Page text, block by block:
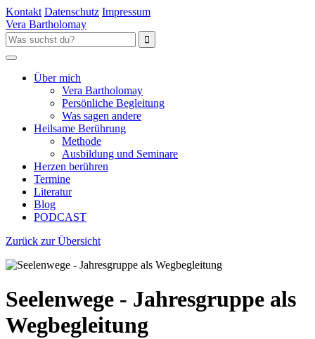
Kontakt Datenschutz Impressum
Vera Bartholomay
Über mich
Vera Bartholomay
Persönliche Begleitung
Was sagen andere
Heilsame Berührung
Methode
Ausbildung und Seminare
Herzen berühren
Termine
Literatur
Blog
PODCAST
Zurück zur Übersicht
Seelenwege - Jahresgruppe als
Wegbegleitung